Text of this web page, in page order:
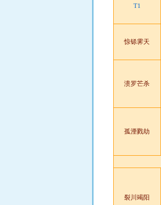
T1
惊铩霁天
溃罗芒杀
孤湮戮劫
裂川竭阳